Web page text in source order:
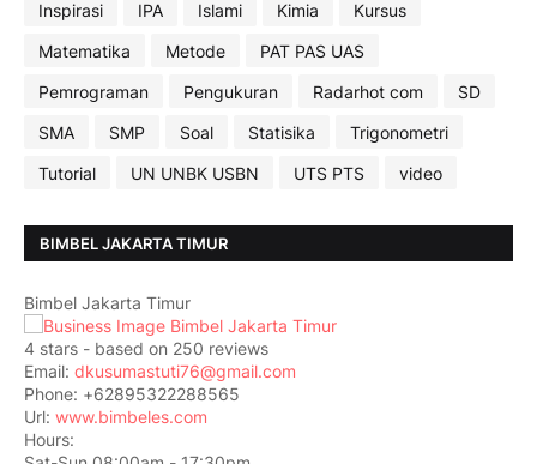
Inspirasi
IPA Islami Kimia
Kursus
Matematika
Metode
PAT PAS UAS
Pemrograman
Pengukuran Radarhot com
SD
SMA
SMP Soal Statisika
Trigonometri
Tutorial
UN UNBK USBN UTS PTS video
BIMBEL JAKARTA TIMUR
Bimbel Jakarta Timur
4 stars - based on 250 reviews
Email: dkusumastuti76@gmail.com
Phone: +62895322288565
Url: www.bimbeles.com
Hours: